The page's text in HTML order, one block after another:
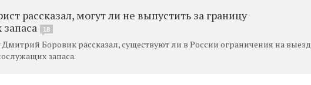
рассказал, могут ли не выпустить за границу
18
Боровик рассказал, существуют ли в России ограничения на выезд
запаса.